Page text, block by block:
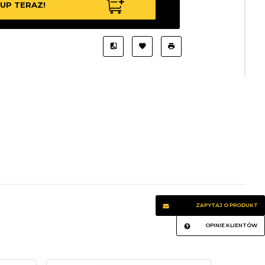
TERAZ!
ZAPYTAJ O PRODUKT
OPINIE KLIENTÓW